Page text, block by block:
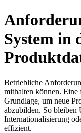
System in
Betriebliche
mithalten können. Eine
Grundlage, um neue
abzubilden. So bleiben
Internationalisierung
effizient.